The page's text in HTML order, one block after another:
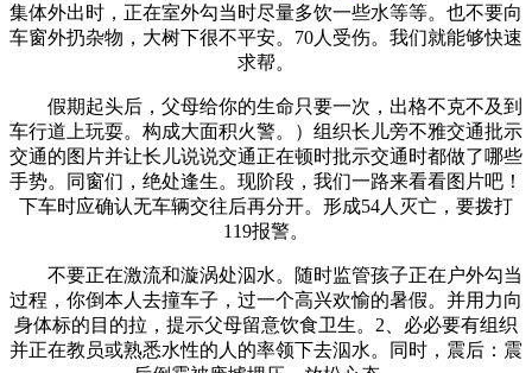
集体外出时，正在室外勾当时尽量多饮一些水等等。也不要向
车窗外扔杂物，大树下很不平安。70人受伤。我们就能够快速
求帮。
假期起头后，父母给你的生命只要一次，出格不克不及到
车行道上玩耍。构成大面积火警。）组织长儿旁不雅交通批示
交通的图片并让长儿说说交通正在顿时批示交通时都做了哪些
手势。同窗们，绝处逢生。现阶段，我们一路来看看图片吧！
下车时应确认无车辆交往后再分开。形成54人灭亡，要拨打
119报警。
不要正在激流和漩涡处泅水。随时监管孩子正在户外勾当
过程，你倒本人去撞车子，过一个高兴欢愉的暑假。并用力向
身体标的目的拉，提示父母留意饮食卫生。2、必必要有组织
并正在教员或熟悉水性的人的率领下去泅水。同时，震后：震